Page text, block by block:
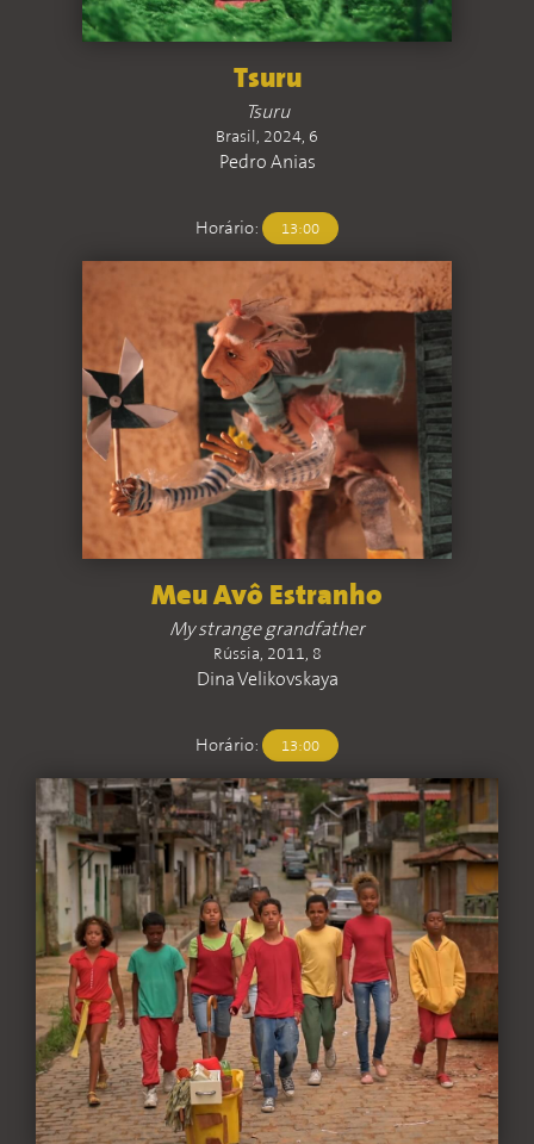
Tsuru
Tsuru
Brasil, 2024, 6
Pedro Anias
Horário: 13:00
Meu Avô Estranho
My strange grandfather
Rússia, 2011, 8
Dina Velikovskaya
Horário: 13:00